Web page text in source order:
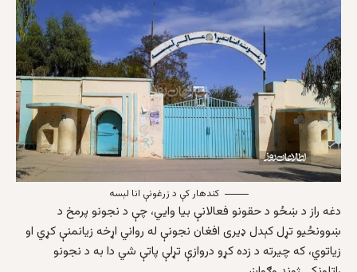
کندهار کې د زرغونې انا لېسه
دغه راز د ښځو د حقونو فعالانې بیا وایي، چې د نجونو پرمخ د
ښوونځیو تړل کېدل ډيری افغان نجونې له رواني اړخه زیانمنې کړي او
زیاتوي، که چیرته د زده کړو دروازې تړلې پاتې شي دا به د نجونو